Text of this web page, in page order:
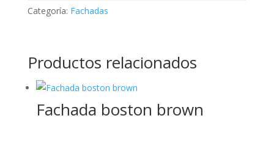
Categoría: Fachadas
Productos relacionados
Fachada boston brown